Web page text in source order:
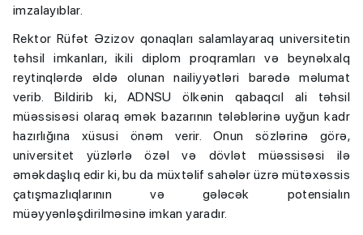
imzalayıblar.
Rektor Rüfət Əzizov qonaqları salamlayaraq universitetin
təhsil imkanları, ikili diplom proqramları və beynəlxalq
reytinqlərdə əldə olunan nailiyyətləri barədə məlumat
verib. Bildirib ki, ADNSU ölkənin qabaqcıl ali təhsil
müəssisəsi olaraq əmək bazarının tələblərinə uyğun kadr
hazırlığına xüsusi önəm verir. Onun sözlərinə görə,
universitet yüzlərlə özəl və dövlət müəssisəsi ilə
əməkdaşlıq edir ki, bu da müxtəlif sahələr üzrə mütəxəssis
çatışmazlıqlarının və gələcək potensialın
müəyyənləşdirilməsinə imkan yaradır.